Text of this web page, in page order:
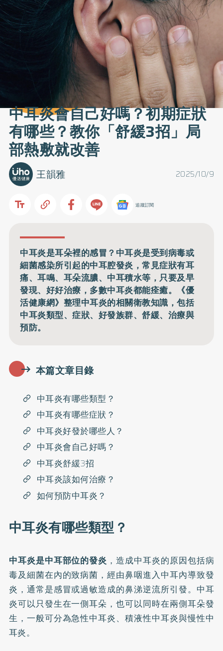
中耳炎會自己好嗎？初期症狀
有哪些？教你「舒緩3招」局
部熱敷就改善
2025/10/9
王韻雅
追蹤訂閱
中耳炎是耳朵裡的感冒？中耳炎是受到病毒或
細菌感染所引起的中耳腔發炎，常見症狀有耳
痛、耳鳴、耳朵流膿、中耳積水等，只要及早
發現、好好治療，多數中耳炎都能痊癒。《優
活健康網》整理中耳炎的相關衛教知識，包括
中耳炎類型、症狀、好發族群、舒緩、治療與
預防。
本篇文章目錄
中耳炎有哪些類型？
中耳炎有哪些症狀？
中耳炎好發於哪些人？
中耳炎會自己好嗎？
中耳炎舒緩3招
中耳炎該如何治療？
如何預防中耳炎？
中耳炎有哪些類型？
中耳炎是中耳部位的發炎 ，造成中耳炎的原因包括病
毒及細菌在內的致病菌，經由鼻咽進入中耳內導致發
炎，通常是感冒或過敏造成的鼻涕逆流所引發。中耳
炎可以只發生在一側耳朵，也可以同時在兩側耳朵發
生，一般可分為急性中耳炎、積液性中耳炎與慢性中
耳炎。